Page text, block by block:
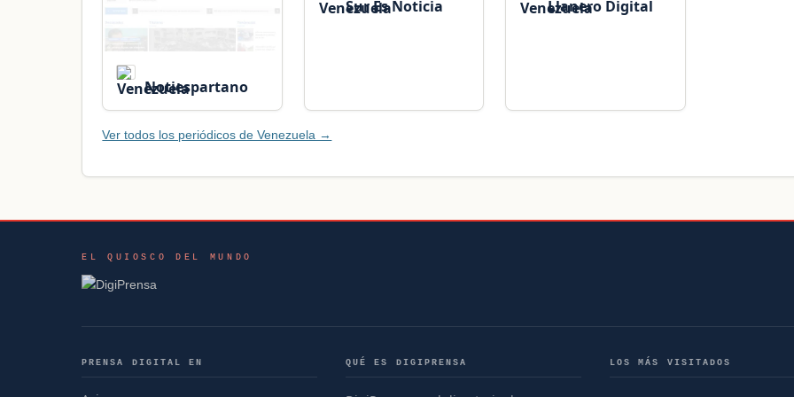
Notiespartano
Sur Es Noticia Llanero Digital
Ver todos los periódicos de Venezuela →
EL QUIOSCO DEL MUNDO
PRENSA DIGITAL EN QUÉ ES DIGIPRENSA LOS MÁS VISITADOS